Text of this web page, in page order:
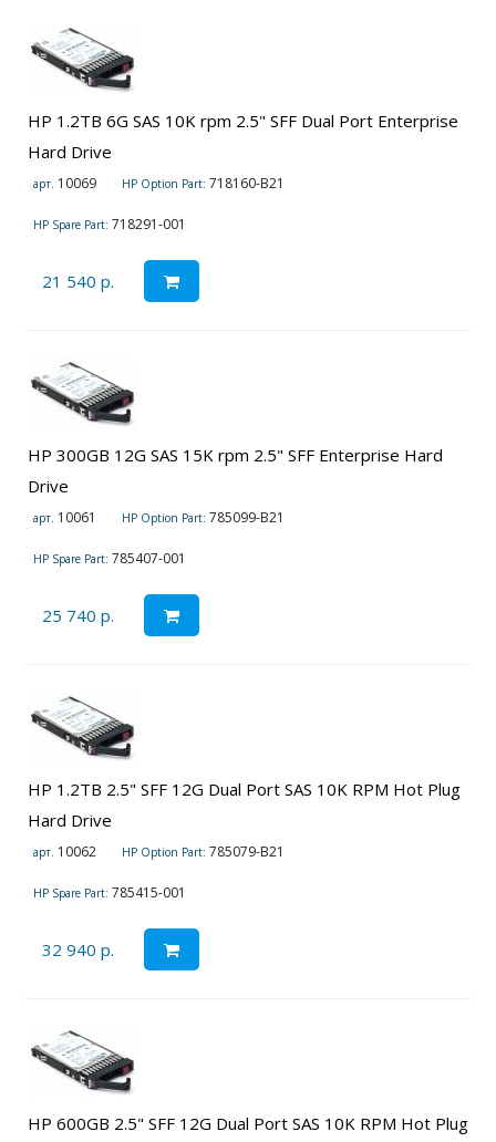
HP 1.2TB 6G SAS 10K rpm 2.5" SFF Dual Port Enterprise
Hard Drive
арт. 10069 HP Option Part: 718160-B21
HP Spare Part: 718291-001
21 540 р.
HP 300GB 12G SAS 15K rpm 2.5" SFF Enterprise Hard
Drive
арт. 10061 HP Option Part: 785099-B21
HP Spare Part: 785407-001
25 740 р.
HP 1.2TB 2.5" SFF 12G Dual Port SAS 10K RPM Hot Plug
Hard Drive
арт. 10062 HP Option Part: 785079-B21
HP Spare Part: 785415-001
32 940 р.
HP 600GB 2.5" SFF 12G Dual Port SAS 10K RPM Hot Plug